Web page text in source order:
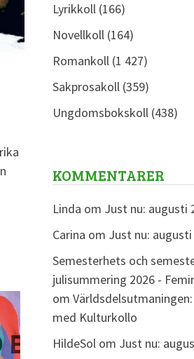
Lyrikkoll(166)
Novellkoll(164)
Romankoll(1 427)
Sakprosakoll(359)
Ungdomsbokskoll(438)
KOMMENTARER
Linda om Just nu: augusti
Carina om Just nu: augusti
Semesterhets och
julisummering 2026 -
om
med Kulturkollo
HildeSolom Just nu: